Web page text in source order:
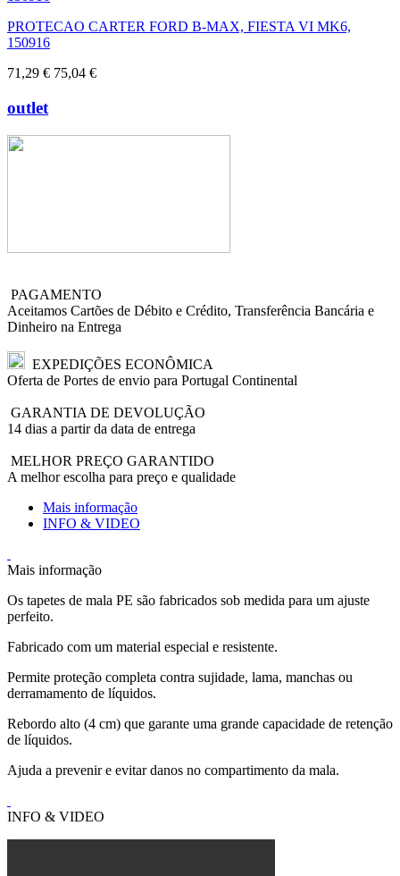
PROTECAO CARTER FORD B-MAX, FIESTA VI MK6,
150916
71,29 € 75,04 €
outlet
PAGAMENTO
Aceitamos Cartões de Débito e Crédito, Transferência Bancária e
Dinheiro na Entrega
EXPEDIÇÕES ECONÔMICA
Oferta de Portes de envio para Portugal Continental
GARANTIA DE DEVOLUÇÃO
14 dias a partir da data de entrega
MELHOR PREÇO GARANTIDO
A melhor escolha para preço e qualidade
Mais informação
INFO & VIDEO
Mais informação
Os tapetes de mala PE são fabricados sob medida para um ajuste
perfeito.
Fabricado com um material especial e resistente.
Permite proteção completa contra sujidade, lama, manchas ou
derramamento de líquidos.
Rebordo alto (4 cm) que garante uma grande capacidade de retenção
de líquidos.
Ajuda a prevenir e evitar danos no compartimento da mala.
INFO & VIDEO